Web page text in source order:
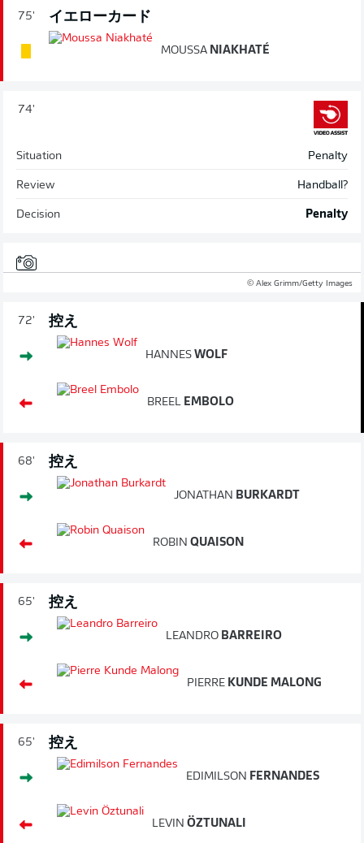
75' イエローカード
MOUSSA NIAKHATÉ
74'
Situation Penalty
Review Handball?
Decision Penalty
© Alex Grimm/Getty Images
72' 控え
HANNES WOLF
BREEL EMBOLO
68' 控え
JONATHAN BURKARDT
ROBIN QUAISON
65' 控え
LEANDRO BARREIRO
PIERRE KUNDE MALONG
65' 控え
EDIMILSON FERNANDES
LEVIN ÖZTUNALI